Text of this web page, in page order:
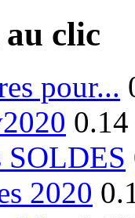
clic
pour...
SOLDES
2020